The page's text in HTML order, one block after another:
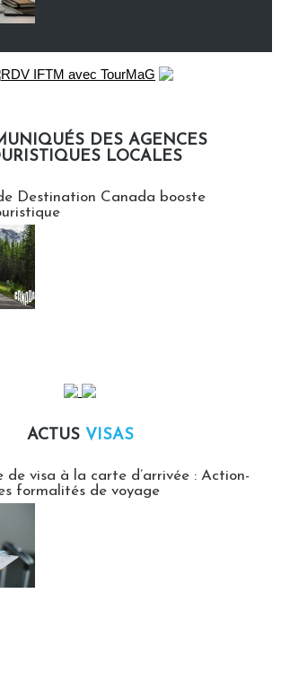
DES AGENCES
LOCALES
Destination Canada booste
ACTUS VISAS
de visa à la carte d’arrivée : Action-
formalités de voyage